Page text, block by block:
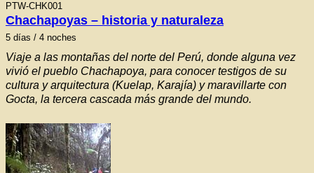
PTW-CHK001
Chachapoyas – historia y naturaleza
5 días / 4 noches
Viaje a las montañas del norte del Perú, donde alguna vez
vivió el pueblo Chachapoya, para conocer testigos de su
cultura y arquitectura (Kuelap, Karajía) y maravillarte con
Gocta, la tercera cascada más grande del mundo.